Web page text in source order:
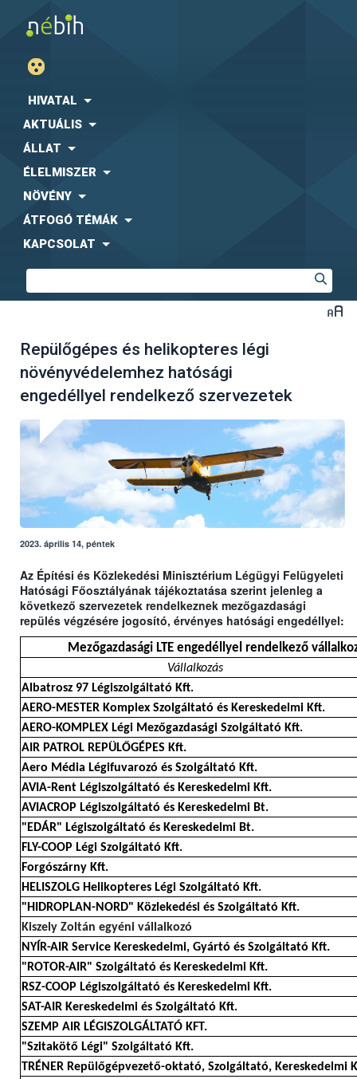
HIVATAL
AKTUÁLIS
ÁLLAT
ÉLELMISZER
NÖVÉNY
ÁTFOGÓ TÉMÁK
KAPCSOLAT
Repülőgépes és helikopteres légi
növényvédelemhez hatósági
engedéllyel rendelkező szervezetek
2023. április 14, péntek
Az Építési és Közlekedési Minisztérium Légügyi Felügyeleti
Hatósági Főosztályának tájékoztatása szerint jelenleg a
következő szervezetek rendelkeznek mezőgazdasági
repülés végzésére jogosító, érvényes hatósági engedéllyel:
Mezőgazdasági LTE engedéllyel rendelkező
Vállalkozás
Albatrosz 97 Légiszolgáltató Kft.
AERO-MESTER Komplex Szolgáltató és Kereskedelmi Kft.
AERO-KOMPLEX Légi Mezőgazdasági Szolgáltató Kft.
AIR PATROL REPÜLŐGÉPES Kft.
Aero Média Légifuvarozó és Szolgáltató Kft.
AVIA-Rent Légiszolgáltató és Kereskedelmi Kft.
AVIACROP Légiszolgáltató és Kereskedelmi Bt.
"EDÁR" Légiszolgáltató és Kereskedelmi Bt.
FLY-COOP Légi Szolgáltató Kft.
Forgószárny Kft.
HELISZOLG Helikopteres Légi Szolgáltató Kft.
"HIDROPLAN-NORD" Közlekedési és Szolgáltató Kft.
Kiszely Zoltán egyéni vállalkozó
NYÍR-AIR Service Kereskedelmi, Gyártó és Szolgáltató Kft.
"ROTOR-AIR" Szolgáltató és Kereskedelmi Kft.
RSZ-COOP Légiszolgáltató és Kereskedelmi Kft.
SAT-AIR Kereskedelmi és Szolgáltató Kft.
SZEMP AIR LÉGISZOLGÁLTATÓ KFT.
"Szitakötő Légi" Szolgáltató Kft.
TRÉNER Repülőgépvezető-oktató, Szolgáltató, Kereskedelmi